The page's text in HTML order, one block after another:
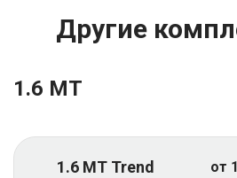
Другие
1.6 MT
1.6 MT Trend от